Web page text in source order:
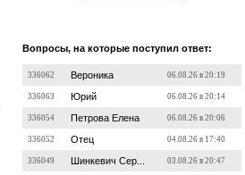
Вопросы, на которые поступил ответ:
336062 Вероника 06.08.26 в 20:19
336063 Юрий 06.08.26 в 20:14
336054 Петрова Елена 06.08.26 в 20:06
336052 Отец 04.08.26 в 17:40
336049 Шинкевич Сер... 03.08.26 в 20:47